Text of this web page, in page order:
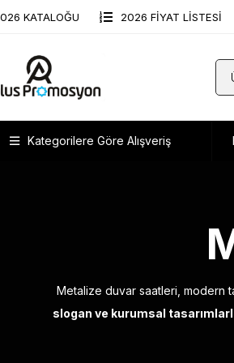
KATALOĞU 2026 FİYAT LİSTESİ
Kategorilere Göre Alışveriş
Metalize duvar saatleri, modern
slogan ve kurumsal